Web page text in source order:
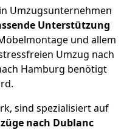
Umzugsunternehmen
Unterstützung
und allem
Umzug nach
Hamburg benötigt
sind spezialisiert auf
nach Dublanc